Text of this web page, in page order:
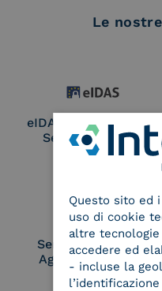
Le
eIDAS Qualified Trust
Service Provider
Service Provider e
Aggregatore SPID
Questo sito ed
uso di cookie
altre
accedere ed
- incluse la